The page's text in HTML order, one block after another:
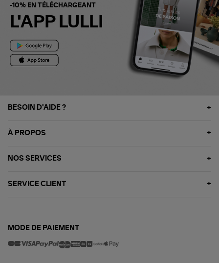
-10% EN TÉLÉCHARGEANT
L'APP LULLI
BESOIN D'AIDE ?
À PROPOS
NOS SERVICES
SERVICE CLIENT
MODE DE PAIEMENT